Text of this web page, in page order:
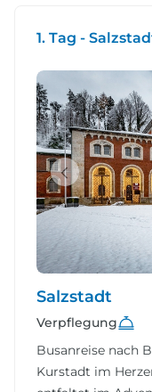
1. Tag -
Salzstadt
Verpflegung
Busanreise nach
Kurstadt im